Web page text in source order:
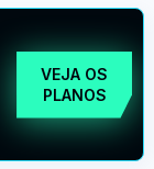
VEJA OS
PLANOS